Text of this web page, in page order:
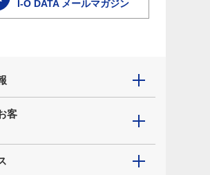
I-O DATA メールマガジン
客